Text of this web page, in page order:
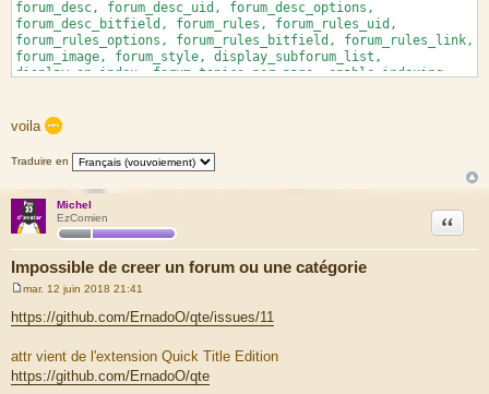
forum_desc, forum_desc_uid, forum_desc_options,
forum_desc_bitfield, forum_rules, forum_rules_uid,
forum_rules_options, forum_rules_bitfield, forum_rules_link,
forum_image, forum_style, display_subforum_list,
display_on_index, forum_topics_per_page, enable_indexing,
prune_shadow_freq, forum_options, forum_flags, left_id,
right_id) VALUES (3, 1, 0, '', 'Absence', '', '', '', 7, '',
'', '', 7, '', '', '', 0, 1, 1, 0, 1, 1, 0, 0, 7, 7, 1, 7,
1, 0, 112, '36', 37)
BACKTRACE
FILE: (not given by php)
LINE: (not given by php)
CALL: msg_handler()
LINE: 855
FILE: [ROOT]/phpbb/db/driver/mysqli.php
LINE: 193
voila
Traduire en
Michel
EzComien
Impossible de creer un forum ou une catégorie
Citation
e
s
a
g
e
mar. 12 juin 2018 21:41
https://github.com/ErnadoO/qte/issues/11
attr vient de l'extension Quick Title Edition
https://github.com/ErnadoO/qte